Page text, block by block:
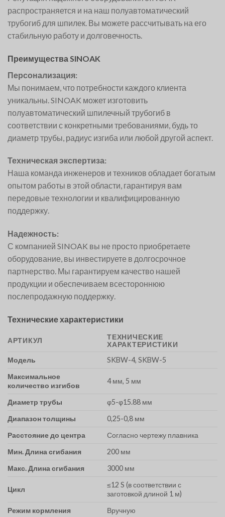
распространяется и на наш полуавтоматический
трубогиб для шпилек. Вы можете рассчитывать на его
стабильную работу и долговечность.
Преимущества SINOAK
Персонализация:
Мы понимаем, что потребности каждого клиента
уникальны. SINOAK может изготовить
полуавтоматический шпилечный трубогиб в
соответствии с конкретными требованиями, будь то
диаметр трубы, радиус изгиба или любой другой аспект.
Техническая экспертиза:
Наша команда инженеров и техников обладает богатым
опытом работы в этой области, гарантируя вам
передовые технологии и квалифицированную
поддержку.
Надежность:
С компанией SINOAK вы не просто приобретаете
оборудование, вы инвестируете в долгосрочное
партнерство. Мы гарантируем качество нашей
продукции и обеспечиваем всестороннюю
послепродажную поддержку.
Технические характеристики
АРТИКУЛ
ТЕХНИЧЕСКИЕ
ХАРАКТЕРИСТИКИ
Модель
SKBW-4, SKBW-5
Максимальное
количество изгибов
4 мм, 5 мм
Диаметр трубы
φ5-φ15.88 мм
Диапазон толщины
0,25-0,8 мм
Расстояние до центра
Согласно чертежу плавника
Мин. Длина сгибания
200 мм
Макс. Длина сгибания
3000 мм
Цикл
≤12 S (в соответствии с
заготовкой длиной 1 м)
Режим кормления
Вручную